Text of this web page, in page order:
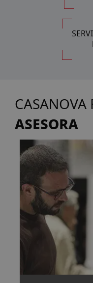
CASANOVA
ASESORA